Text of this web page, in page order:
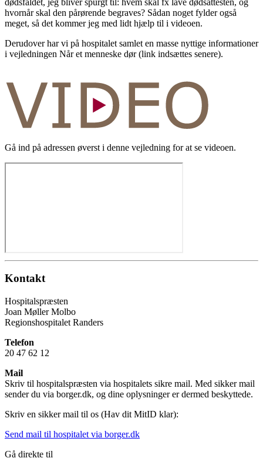
hvornår skal den pårørende begraves? Sådan noget fylder også
meget, så det kommer jeg med lidt hjælp til i videoen.
Derudover har vi på hospitalet samlet en masse nyttige informationer
i vejledningen Når et menneske dør (link indsættes senere).
Gå ind på adressen øverst i denne vejledning for at se videoen.
Kontakt
Hospitalspræsten
Joan Møller Molbo
Regionshospitalet Randers
Telefon
20 47 62 12
Mail
Skriv til hospitalspræsten via hospitalets sikre mail. Med sikker mail
sender du via borger.dk, og dine oplysninger er dermed beskyttede.
Skriv en sikker mail til os (Hav dit MitID klar):
Send mail til hospitalet via borger.dk
Gå direkte til